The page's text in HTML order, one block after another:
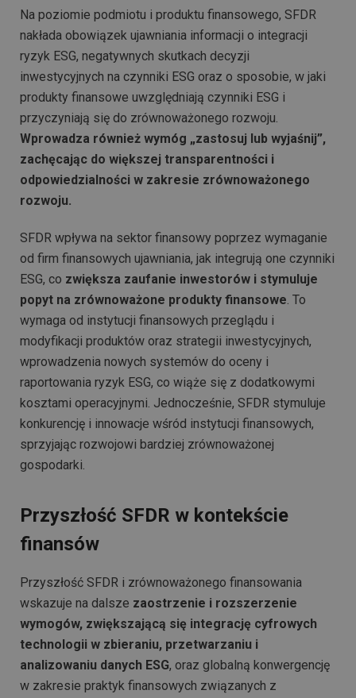
Na poziomie podmiotu i produktu finansowego, SFDR
nakłada obowiązek ujawniania informacji o integracji
ryzyk ESG, negatywnych skutkach decyzji
inwestycyjnych na czynniki ESG oraz o sposobie, w jaki
produkty finansowe uwzględniają czynniki ESG i
przyczyniają się do zrównoważonego rozwoju.
Wprowadza również wymóg „zastosuj lub wyjaśnij”,
zachęcając do większej transparentności i
odpowiedzialności w zakresie zrównoważonego
rozwoju.
SFDR wpływa na sektor finansowy poprzez wymaganie
od firm finansowych ujawniania, jak integrują one czynniki
ESG, co zwiększa zaufanie inwestorów i stymuluje
popyt na zrównoważone produkty finansowe. To
wymaga od instytucji finansowych przeglądu i
modyfikacji produktów oraz strategii inwestycyjnych,
wprowadzenia nowych systemów do oceny i
raportowania ryzyk ESG, co wiąże się z dodatkowymi
kosztami operacyjnymi. Jednocześnie, SFDR stymuluje
konkurencję i innowacje wśród instytucji finansowych,
sprzyjając rozwojowi bardziej zrównoważonej
gospodarki.
Przyszłość SFDR w kontekście
finansów
Przyszłość SFDR i zrównoważonego finansowania
wskazuje na dalsze zaostrzenie i rozszerzenie
wymogów, zwiększającą się integrację cyfrowych
technologii w zbieraniu, przetwarzaniu i
analizowaniu danych ESG, oraz globalną konwergencję
w zakresie praktyk finansowych związanych z